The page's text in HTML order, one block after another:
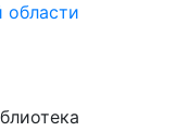
области